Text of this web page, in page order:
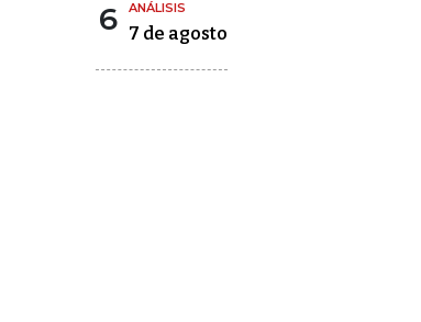
6 ANÁLISIS
7 de agosto